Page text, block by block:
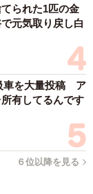
られた1匹の金
元気取り戻し白
車を大量投稿 ア
有してるんです
６位以降を見る